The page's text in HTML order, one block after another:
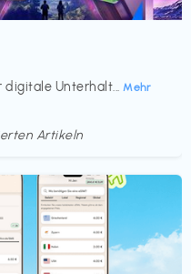
Unterhalt... Mehr
Artikeln